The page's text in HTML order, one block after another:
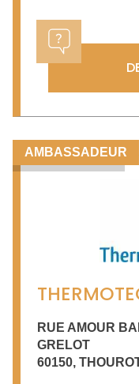
AMBASSADEUR
RUE AMOUR
GRELOT
60150,